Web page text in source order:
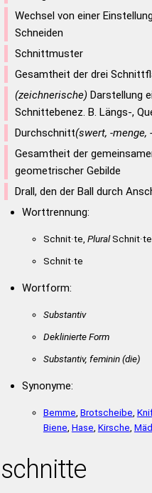
Wechsel von einer
Schneiden
Schnittmuster
Gesamtheit der drei
(zeichnerische) Darstellung
Schnittebenez. B. Längs-,
Durchschnitt(swert, -menge,
Gesamtheit der
geometrischer Gebilde
Drall, den der Ball durch
Worttrennung:
Schnit·te, Plural
Schnit·te
Wortform:
Substantiv
Deklinierte Form
Substantiv, feminin(die)
Synonyme:
Bemme Brotscheibe
Biene Hase Kirsche
schnitte